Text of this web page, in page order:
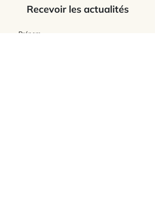
Recevoir les actualités